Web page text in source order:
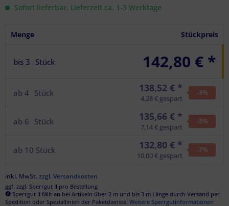
Sofort lieferbar, Lieferzeit ca. 1-3 Werktage
Menge Stückpreis
bis 3 Stück 142,80 € *
ab 4 Stück 138,52 € *
4,28 € gespart
-3%
ab 6 Stück 135,66 € *
7,14 € gespart
-5%
ab 10 Stück 132,80 € *
10,00 € gespart
-7%
inkl. MwSt. zzgl. Versandkosten
ggf. zzgl. Sperrgut II pro Bestellung
Sperrgut II fällt an bei Artikeln über 2 m und bis 3 m Länge durch Versand per
Spedition oder Speziallinien der Paketdienste. Weitere Sperrgutinformationen